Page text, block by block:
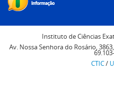
Instituto de Ciências
Av. Nossa Senhora do Rosário,
CTIC/